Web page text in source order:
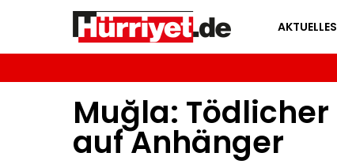
AKTUELLES
Muğla:
auf Anhänger